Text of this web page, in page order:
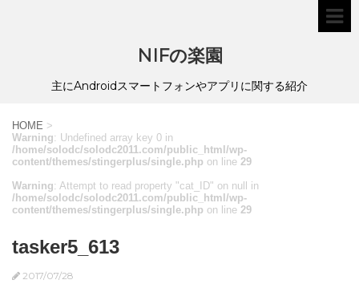
NIFの楽園
主にAndroidスマートフォンやアプリに関する紹介
HOME >
Warning: Undefined array key 0 in
/home/solodc/solodc2011.com/public_html/wp-
content/themes/stingerplus/single.php on line 29
Warning: Attempt to read property "cat_ID" on null in
/home/solodc/solodc2011.com/public_html/wp-
content/themes/stingerplus/single.php on line 29
tasker5_613
2017/07/28